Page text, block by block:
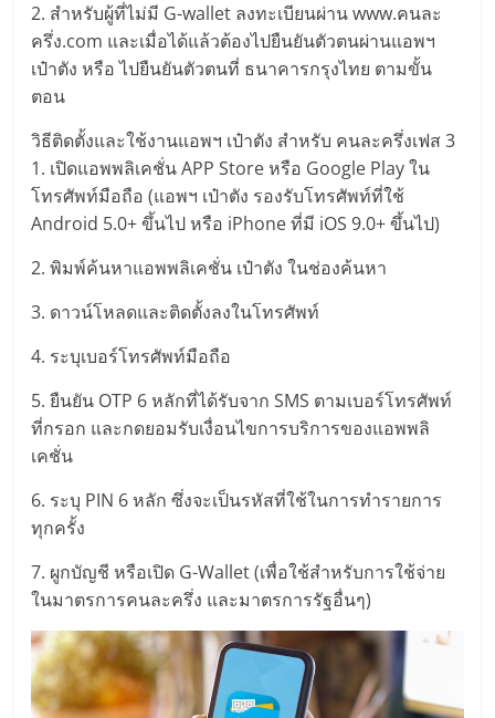
2. สำหรับผู้ที่ไม่มี G-wallet ลงทะเบียนผ่าน www.คนละ
ครึ่ง.com และเมื่อได้แล้วต้องไปยืนยันตัวตนผ่านแอพฯ
เป๋าตัง หรือ ไปยืนยันตัวตนที่ ธนาคารกรุงไทย ตามขั้น
ตอน
วิธีติดตั้งและใช้งานแอพฯ เป๋าตัง สำหรับ คนละครึ่งเฟส 3
1. เปิดแอพพลิเคชั่น APP Store หรือ Google Play ใน
โทรศัพท์มือถือ (แอพฯ เป๋าตัง รองรับโทรศัพท์ที่ใช้
Android 5.0+ ขึ้นไป หรือ iPhone ที่มี iOS 9.0+ ขึ้นไป)
2. พิมพ์ค้นหาแอพพลิเคชั่น เป๋าตัง ในช่องค้นหา
3. ดาวน์โหลดและติดตั้งลงในโทรศัพท์
4. ระบุเบอร์โทรศัพท์มือถือ
5. ยืนยัน OTP 6 หลักที่ได้รับจาก SMS ตามเบอร์โทรศัพท์
ที่กรอก และกดยอมรับเงื่อนไขการบริการของแอพพลิ
เคชั่น
6. ระบุ PIN 6 หลัก ซึ่งจะเป็นรหัสที่ใช้ในการทำรายการ
ทุกครั้ง
7. ผูกบัญชี หรือเปิด G-Wallet (เพื่อใช้สำหรับการใช้จ่าย
ในมาตรการคนละครึ่ง และมาตรการรัฐอื่นๆ)